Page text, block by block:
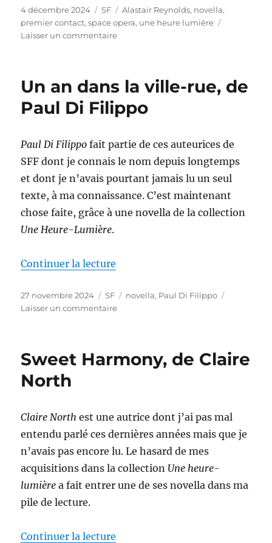
Publié
le
4 décembre 2024 Catégories
SF Étiquettes
Alastair Reynolds, novella,
premier contact,space opera, une heure lumière
Laisser un commentairesur
du
d’Alastair
Un an dans la ville-rue, de
Paul Di Filippo
Paul Di Filippo fait partie de ces auteurices de
SFF dont je connais le nom depuis longtemps
et dont je n’avais pourtant jamais lu un seul
texte, à ma connaissance. C’est maintenant
chose faite, grâce à une novella de la collection
Une Heure-Lumière.
Continuer la lecture
Publié
le
27 novembre 2024 Catégories
SF Étiquettes
novella, Paul Di Filippo
Laisser un commentairesur
la
Di
Filippo
Sweet Harmony, de Claire
North
Claire North est une autrice dont j’ai pas mal
entendu parlé ces dernières années mais que je
n’avais pas encore lu. Le hasard de mes
acquisitions dans la collection Une heure-
lumière a fait entrer une de ses novella dans ma
pile de lecture.
Continuer la lecture